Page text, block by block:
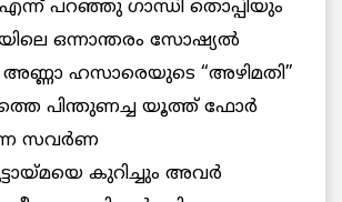
പറഞ്ഞു ഗാന്ധി തൊപ്പിയും
ഒന്നാന്തരം സോഷ്യല്‍
ഹസാരെയുടെ “അഴിമതി”
പിന്തുണച്ച യൂത്ത് ഫോര്‍
സവര്‍ണ
കുറിച്ചും അവര്‍